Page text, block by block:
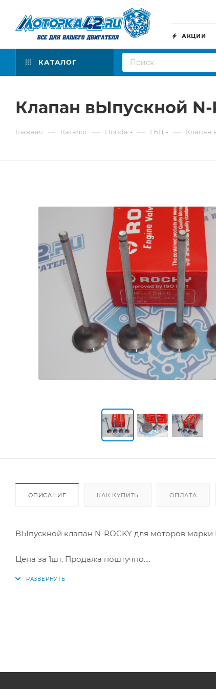
АКЦИИ
КАТАЛОГ
Клапан вЫпускной N-
Главная — Каталог — Honda — ГБЦ — Клапан
ОПИСАНИЕ КАК КУПИТЬ ОПЛАТА
ВЫпускной клапан N-ROCKY для моторов марки
Цена за 1шт. Продажа поштучно.